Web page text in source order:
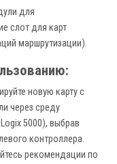
для
слот для карт
маршрутизации).
новую карту с
через среду
5000), выбрав
контроллера.
рекомендации по